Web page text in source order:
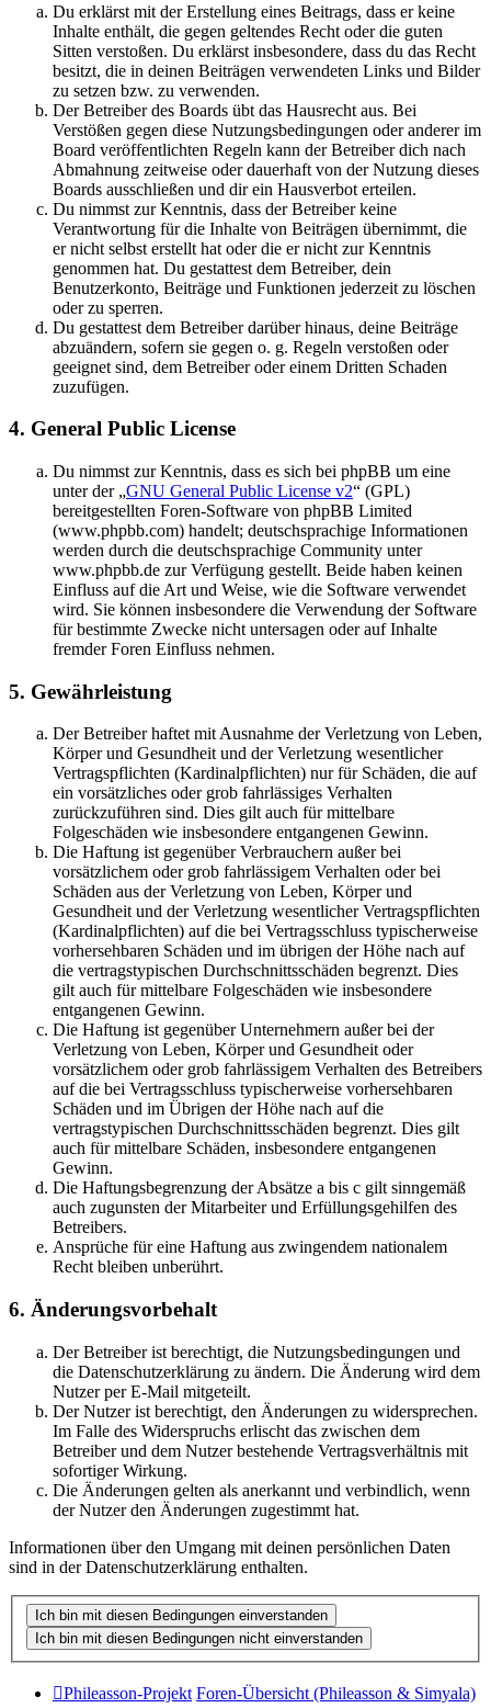
Du erklärst mit der Erstellung eines Beitrags, dass er keine
Inhalte enthält, die gegen geltendes Recht oder die guten
Sitten verstoßen. Du erklärst insbesondere, dass du das Recht
besitzt, die in deinen Beiträgen verwendeten Links und Bilder
zu setzen bzw. zu verwenden.
Der Betreiber des Boards übt das Hausrecht aus. Bei
Verstößen gegen diese Nutzungsbedingungen oder anderer im
Board veröffentlichten Regeln kann der Betreiber dich nach
Abmahnung zeitweise oder dauerhaft von der Nutzung dieses
Boards ausschließen und dir ein Hausverbot erteilen.
Du nimmst zur Kenntnis, dass der Betreiber keine
Verantwortung für die Inhalte von Beiträgen übernimmt, die
er nicht selbst erstellt hat oder die er nicht zur Kenntnis
genommen hat. Du gestattest dem Betreiber, dein
Benutzerkonto, Beiträge und Funktionen jederzeit zu löschen
oder zu sperren.
Du gestattest dem Betreiber darüber hinaus, deine Beiträge
abzuändern, sofern sie gegen o. g. Regeln verstoßen oder
geeignet sind, dem Betreiber oder einem Dritten Schaden
zuzufügen.
4. General Public License
Du nimmst zur Kenntnis, dass es sich bei phpBB um eine
unter der „GNU General Public License v2“ (GPL)
bereitgestellten Foren-Software von phpBB Limited
(www.phpbb.com) handelt; deutschsprachige Informationen
werden durch die deutschsprachige Community unter
www.phpbb.de zur Verfügung gestellt. Beide haben keinen
Einfluss auf die Art und Weise, wie die Software verwendet
wird. Sie können insbesondere die Verwendung der Software
für bestimmte Zwecke nicht untersagen oder auf Inhalte
fremder Foren Einfluss nehmen.
5. Gewährleistung
Der Betreiber haftet mit Ausnahme der Verletzung von Leben,
Körper und Gesundheit und der Verletzung wesentlicher
Vertragspflichten (Kardinalpflichten) nur für Schäden, die auf
ein vorsätzliches oder grob fahrlässiges Verhalten
zurückzuführen sind. Dies gilt auch für mittelbare
Folgeschäden wie insbesondere entgangenen Gewinn.
Die Haftung ist gegenüber Verbrauchern außer bei
vorsätzlichem oder grob fahrlässigem Verhalten oder bei
Schäden aus der Verletzung von Leben, Körper und
Gesundheit und der Verletzung wesentlicher Vertragspflichten
(Kardinalpflichten) auf die bei Vertragsschluss typischerweise
vorhersehbaren Schäden und im übrigen der Höhe nach auf
die vertragstypischen Durchschnittsschäden begrenzt. Dies
gilt auch für mittelbare Folgeschäden wie insbesondere
entgangenen Gewinn.
Die Haftung ist gegenüber Unternehmern außer bei der
Verletzung von Leben, Körper und Gesundheit oder
vorsätzlichem oder grob fahrlässigem Verhalten des Betreibers
auf die bei Vertragsschluss typischerweise vorhersehbaren
Schäden und im Übrigen der Höhe nach auf die
vertragstypischen Durchschnittsschäden begrenzt. Dies gilt
auch für mittelbare Schäden, insbesondere entgangenen
Gewinn.
Die Haftungsbegrenzung der Absätze a bis c gilt sinngemäß
auch zugunsten der Mitarbeiter und Erfüllungsgehilfen des
Betreibers.
Ansprüche für eine Haftung aus zwingendem nationalem
Recht bleiben unberührt.
6. Änderungsvorbehalt
Der Betreiber ist berechtigt, die Nutzungsbedingungen und
die Datenschutzerklärung zu ändern. Die Änderung wird dem
Nutzer per E-Mail mitgeteilt.
Der Nutzer ist berechtigt, den Änderungen zu widersprechen.
Im Falle des Widerspruchs erlischt das zwischen dem
Betreiber und dem Nutzer bestehende Vertragsverhältnis mit
sofortiger Wirkung.
Die Änderungen gelten als anerkannt und verbindlich, wenn
der Nutzer den Änderungen zugestimmt hat.
Informationen über den Umgang mit deinen persönlichen Daten
sind in der Datenschutzerklärung enthalten.
Phileasson-Projekt Foren-Übersicht (Phileasson & Simyala)